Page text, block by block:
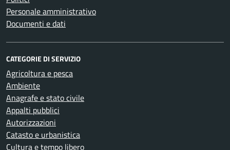
Personale amministrativo
Documenti e dati
CATEGORIE DI SERVIZIO
Agricoltura e pesca
Ambiente
Anagrafe e stato civile
Appalti pubblici
Autorizzazioni
Catasto e urbanistica
Cultura e tempo libero